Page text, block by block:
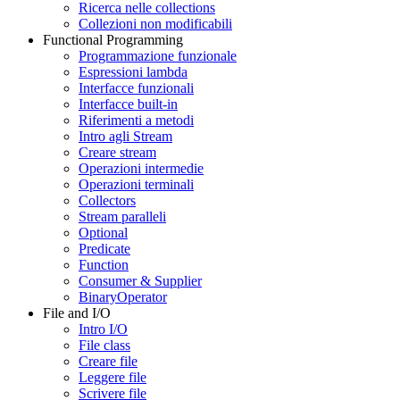
Ricerca nelle collections
Collezioni non modificabili
Functional Programming
Programmazione funzionale
Espressioni lambda
Interfacce funzionali
Interfacce built-in
Riferimenti a metodi
Intro agli Stream
Creare stream
Operazioni intermedie
Operazioni terminali
Collectors
Stream paralleli
Optional
Predicate
Function
Consumer & Supplier
BinaryOperator
File and I/O
Intro I/O
File class
Creare file
Leggere file
Scrivere file